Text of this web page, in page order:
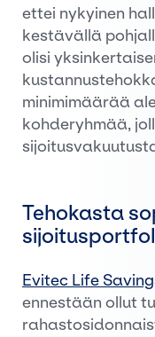
ettei nykyinen
kestävällä
olisi
minimimäärää
kohderyhmää,
Tehokasta
Evitec Life
ennestään ollut